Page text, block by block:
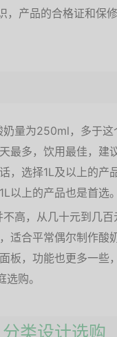
，产品的合格证和保
量为250ml，多于
最多，饮用最佳，建
，选择1L及以上的产
以上的产品也是首选
高，从几十元到几
适合平常偶尔制作酸
板，功能也更多一些
购。
类设计选购